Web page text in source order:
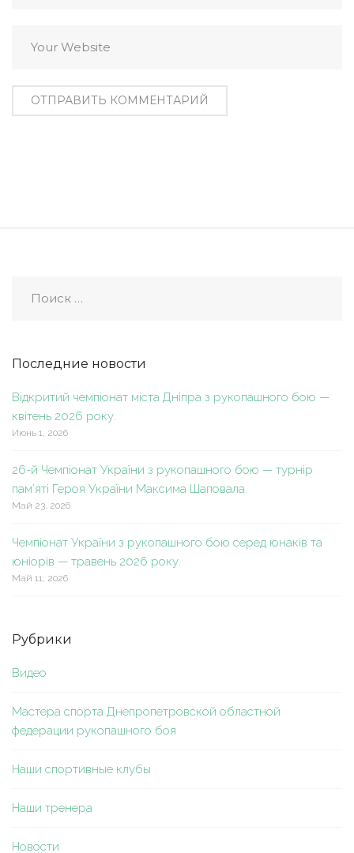
Последние новости
Відкритий чемпіонат міста Дніпра з рукопашного бою —
квітень 2026 року.
Июнь 1, 2026
26-й Чемпіонат України з рукопашного бою — турнір
пам’яті Героя України Максима Шаповала.
Май 23, 2026
Чемпіонат України з рукопашного бою серед юнаків та
юніорів — травень 2026 року.
Май 11, 2026
Рубрики
Видео
Мастера спорта Днепропетровской областной
федерации рукопашного боя
Наши спортивные клубы
Наши тренера
Новости